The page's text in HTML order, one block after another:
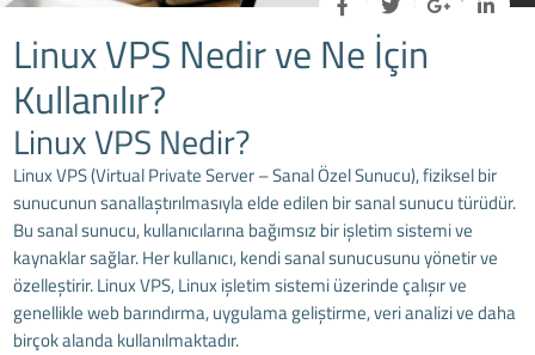
Linux VPS Nedir ve Ne İçin
Kullanılır?
Linux VPS Nedir?
Linux VPS (Virtual Private Server – Sanal Özel Sunucu), fiziksel bir
sunucunun sanallaştırılmasıyla elde edilen bir sanal sunucu türüdür.
Bu sanal sunucu, kullanıcılarına bağımsız bir işletim sistemi ve
kaynaklar sağlar. Her kullanıcı, kendi sanal sunucusunu yönetir ve
özelleştirir. Linux VPS, Linux işletim sistemi üzerinde çalışır ve
genellikle web barındırma, uygulama geliştirme, veri analizi ve daha
birçok alanda kullanılmaktadır.